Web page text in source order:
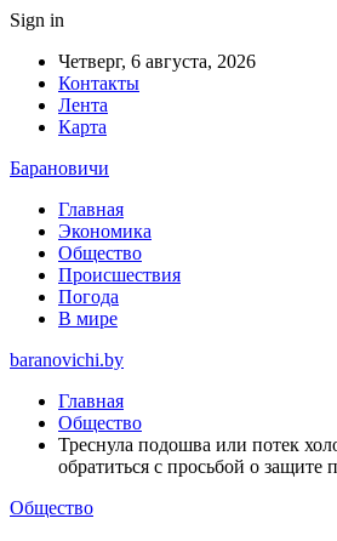
Sign in
Четверг, 6 августа, 2026
Контакты
Лента
Карта
Барановичи
Главная
Экономика
Общество
Происшествия
Погода
В мире
baranovichi.by
Главная
Общество
Треснула подошва или потек
обратиться с просьбой о защите
Общество